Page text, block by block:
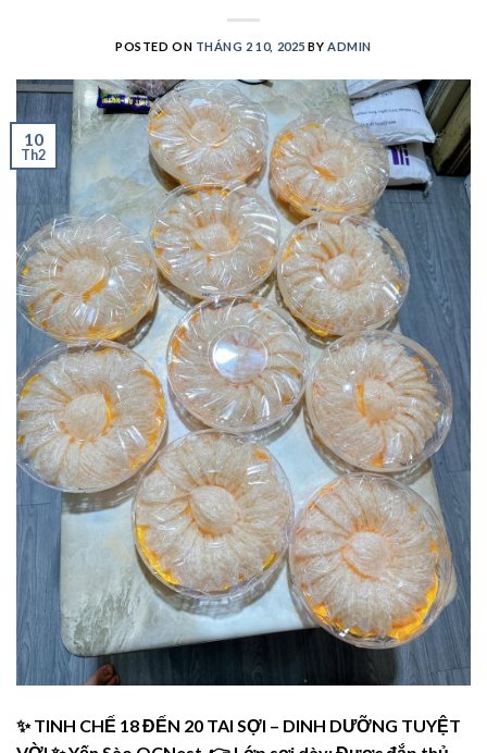
POSTED ON THÁNG 2 10, 2025 BY ADMIN
10
Th2
✨ TINH CHẾ 18 ĐẾN 20 TAI SỢI – DINH DƯỠNG TUYỆT